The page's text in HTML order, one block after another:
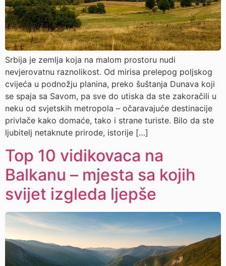
Srbija je zemlja koja na malom prostoru nudi
nevjerovatnu raznolikost. Od mirisa prelepog poljskog
cvijeća u podnožju planina, preko šuštanja Dunava koji
se spaja sa Savom, pa sve do utiska da ste zakoračili u
neku od svjetskih metropola – očaravajuće destinacije
privlače kako domaće, tako i strane turiste. Bilo da ste
ljubitelj netaknute prirode, istorije […]
Top 10 vidikovaca na
Balkanu – mjesta sa kojih
svijet izgleda ljepše